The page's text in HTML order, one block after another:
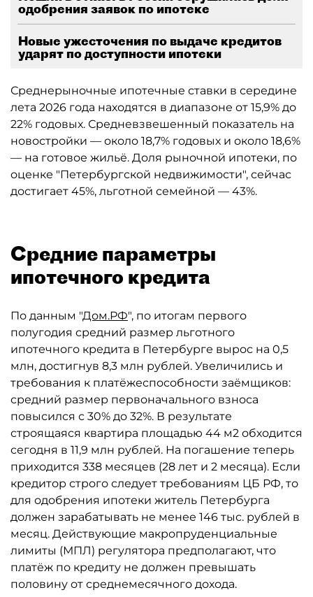
одобрения заявок по ипотеке
Новые ужесточения по выдаче кредитов
ударят по доступности ипотеки
Среднерыночные ипотечные ставки в середине
лета 2026 года находятся в диапазоне от 15,9% до
22% годовых. Средневзвешенный показатель на
новостройки — около 18,7% годовых и около 18,6%
— на готовое жильё. Доля рыночной ипотеки, по
оценке "Петербургской недвижимости", сейчас
достигает 45%, льготной семейной — 43%.
Средние параметры
ипотечного кредита
По данным "Дом.РФ", по итогам первого
полугодия средний размер льготного
ипотечного кредита в Петербурге вырос на 0,5
млн, достигнув 8,3 млн рублей. Увеличились и
требования к платёжеспособности заёмщиков:
средний размер первоначального взноса
повысился с 30% до 32%. В результате
строящаяся квартира площадью 44 м2 обходится
сегодня в 11,9 млн рублей. На погашение теперь
приходится 338 месяцев (28 лет и 2 месяца). Если
кредитор строго следует требованиям ЦБ РФ, то
для одобрения ипотеки житель Петербурга
должен зарабатывать не менее 146 тыс. рублей в
месяц. Действующие макропруденциальные
лимиты (МПЛ) регулятора предполагают, что
платёж по кредиту не должен превышать
половину от среднемесячного дохода.